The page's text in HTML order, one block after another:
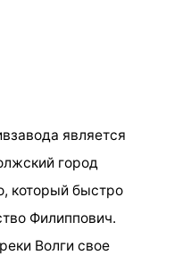
является
город
который быстро
Филиппович.
Волги свое